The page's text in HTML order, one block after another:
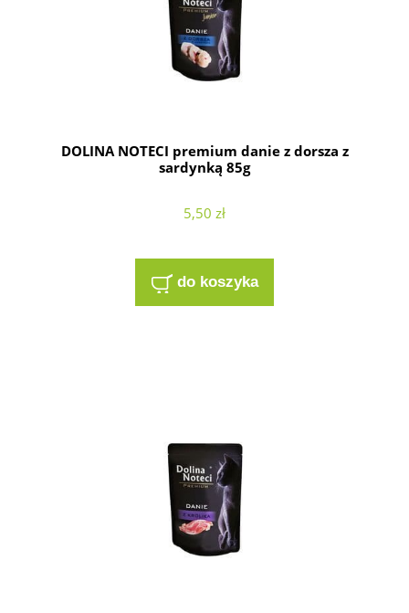
DOLINA NOTECI premium danie z dorsza z
sardynką 85g
5,50 zł
do koszyka